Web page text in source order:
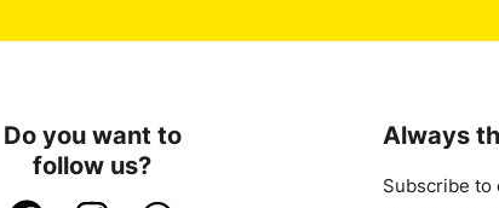
Do you want to
follow us?
Always
Subscribe to